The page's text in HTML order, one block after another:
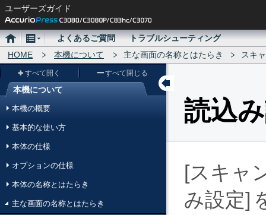
ユーザーズガイド
ホ
ー
メ
ニ
ュ
ー
よくあるご質問
トラブルシューティング
HOME
本機について 主な画面の名称とはたらき スキ
メ
ー
本機について
すべて開く すべて閉じる
本機の概要
基本的な使い方
本体の仕様
オプションの仕様
本体の名称とはたらき
主な画面の名称とはたらき
読込
スキャ
み設定